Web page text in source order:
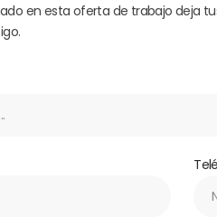
en esta oferta de trabajo deja